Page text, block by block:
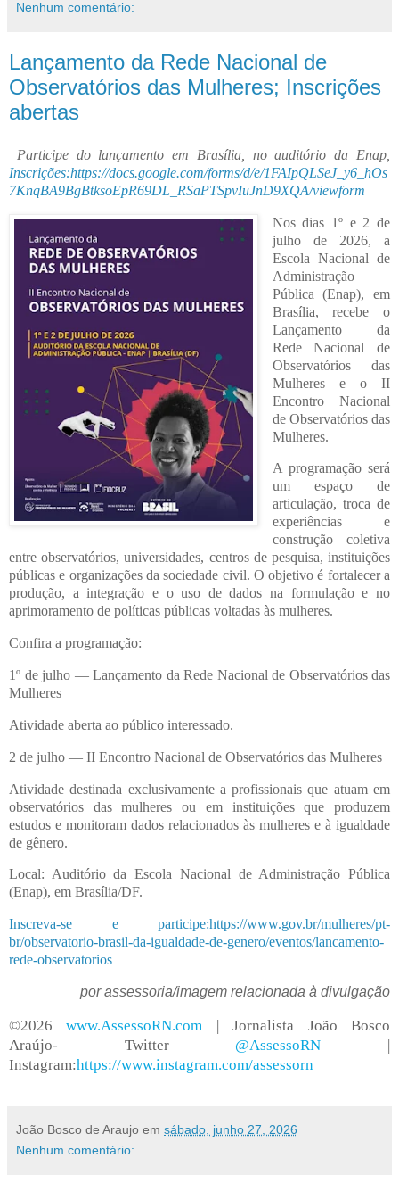
Nenhum comentário:
Lançamento da Rede Nacional de
Observatórios das Mulheres; Inscrições
abertas
Participe do lançamento em Brasília, no auditório da Enap,
Inscrições:https://docs.google.com/forms/d/e/1FAIpQLSeJ_y6_hOs
7KnqBA9BgBtksoEpR69DL_RSaPTSpvIuJnD9XQA/viewform
Nos dias 1º e 2 de
julho de 2026, a
Escola Nacional de
Administração
Pública (Enap), em
Brasília, recebe o
Lançamento da
Rede Nacional de
Observatórios das
Mulheres e o II
Encontro Nacional
de Observatórios das
Mulheres.
A programação será
um espaço de
articulação, troca de
experiências e
construção coletiva
entre observatórios, universidades, centros de pesquisa, instituições
públicas e organizações da sociedade civil. O objetivo é fortalecer a
produção, a integração e o uso de dados na formulação e no
aprimoramento de políticas públicas voltadas às mulheres.
Confira a programação:
1º de julho — Lançamento da Rede Nacional de Observatórios das
Mulheres
Atividade aberta ao público interessado.
2 de julho — II Encontro Nacional de Observatórios das Mulheres
Atividade destinada exclusivamente a profissionais que atuam em
observatórios das mulheres ou em instituições que produzem
estudos e monitoram dados relacionados às mulheres e à igualdade
de gênero.
Local: Auditório da Escola Nacional de Administração Pública
(Enap), em Brasília/DF.
Inscreva-se e participe:https://www.gov.br/mulheres/pt-
br/observatorio-brasil-da-igualdade-de-genero/eventos/lancamento-
rede-observatorios
por assessoria/imagem relacionada à divulgação
©2026www.AssessoRN.com | Jornalista João Bosco
Araújo- Twitter @AssessoRN |
Instagram:https://www.instagram.com/assessorn_
João Bosco de Araujo em sábado, junho 27, 2026
Nenhum comentário: